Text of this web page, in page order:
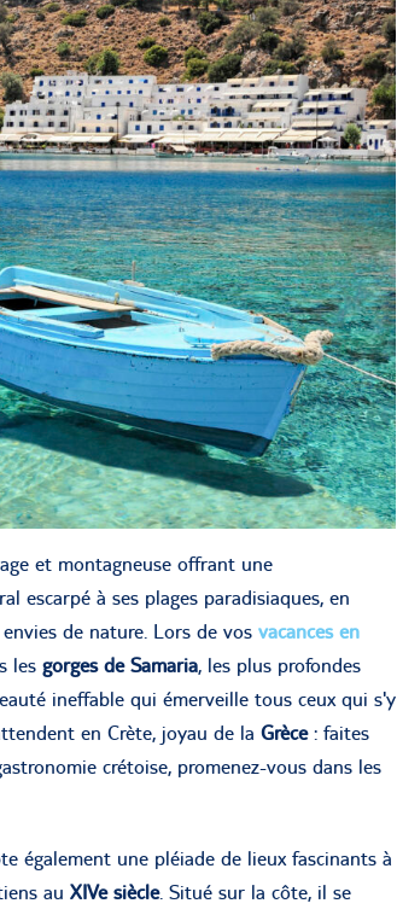
et montagneuse offrant une
escarpé à ses plages paradisiaques, en
de nature. Lors de vos vacances en
les gorges de Samaria, les plus profondes
ineffable qui émerveille tous ceux qui s'y
en Crète, joyau de la Grèce: faites
crétoise, promenez-vous dans les
également une pléiade de lieux fascinants à
au XIVe siècle. Situé sur la côte, il se